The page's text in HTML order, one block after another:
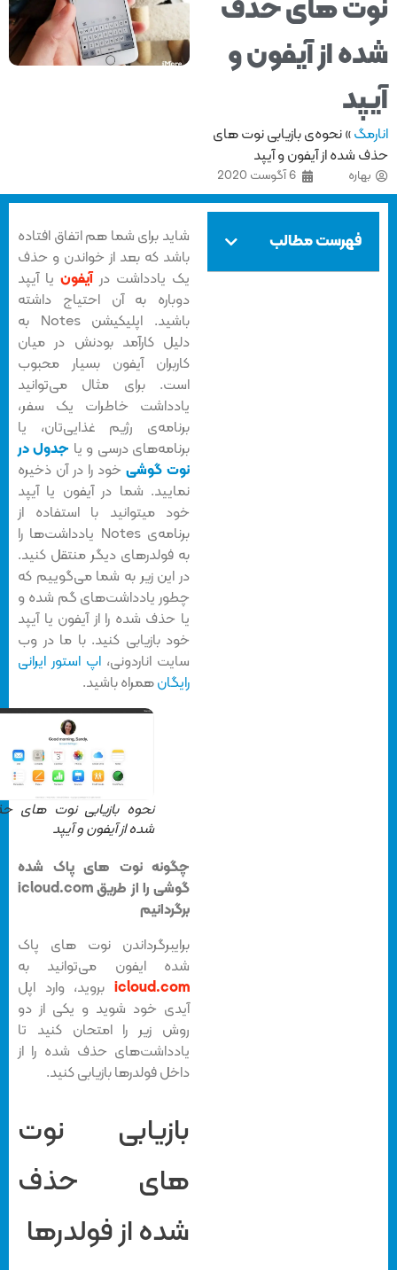
های حذف
از آیفون و
»نحوه‌ی بازیابی نوت های
شده از آیفون و آیپد
بهاره
فهرست مطالب
شاید برای شما هم اتفاق افتاده
باشد که بعد از خواندن و حذف
یک یادداشت درآیفونیا آیپد
دوباره به آن احتیاج داشته
باشید. اپلیکیشن Notes به
دلیل کارآمد بودنش در میان
کاربران آیفون بسیار محبوب
است. برای مثال می‌توانید
یادداشت خاطرات یک سفر،
برنامه‌ی رژیم غذایی‌تان، یا
برنامه‌های درسی و یا جدول در
نوت گوشیخود را در آن ذخیره
نمایید. شما در آیفون یا آیپد
خود میتوانید با استفاده از
برنامه‌ی Notes یادداشت‌ها را
به فولدرهای دیگر منتقل کنید.
در این زیر به شما می‌گوییم که
چطور یادداشت‌های گم شده و
یا حذف شده را از آیفون یا آیپد
خود بازیابی کنید. با ما در وب
سایت اناردونی،اپ استور ایرانی
رایگانهمراه باشید.
نحوه بازیابی نوت های حذف
شده از آیفون و آیپد
چگونه نوت های پاک شده
گوشی رااز طریق icloud.com
برگردانیم
برایبرگرداندن نوت های پاک
شده ایفون می‌توانید به
icloud.comبروید، وارد اپل
آیدی خود شوید و یکی از دو
روش زیر را امتحان کنید تا
یادداشت‌های حذف شده را از
داخل فولدرها بازیابی کنید.
بازیابی نوت
های حذف
شده از فولدرها